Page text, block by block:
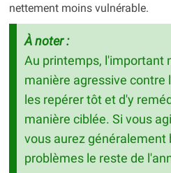
nettement moins vulnérable.
À noter :
Au printemps, l'important
manière agressive contre
les repérer tôt et d'y
manière ciblée. Si vous
vous aurez généralement
problèmes le reste de